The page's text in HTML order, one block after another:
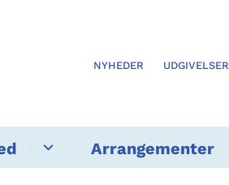
NYHEDER UDGIVELSER
Arrangementer